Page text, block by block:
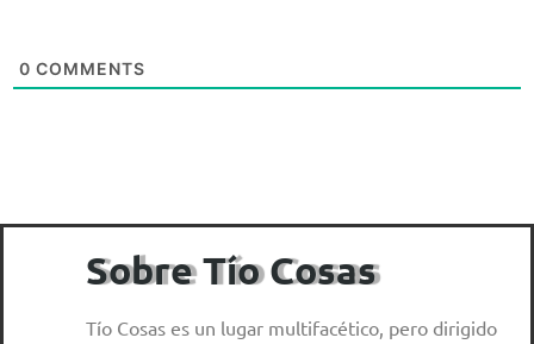
0 COMMENTS
Sobre Tío Cosas
Tío Cosas es un lugar multifacético, pero dirigido